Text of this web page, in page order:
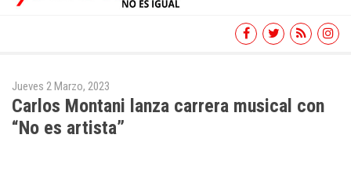
Jueves 2 Marzo, 2023
Carlos Montani lanza carrera musical con
“No es artista”